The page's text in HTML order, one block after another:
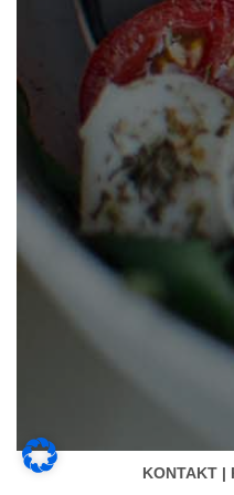
KONTAKT |